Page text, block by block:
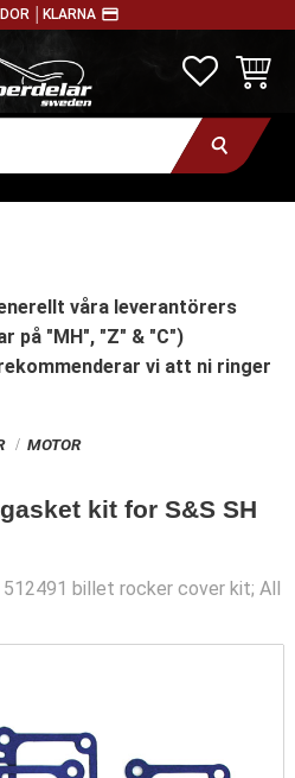
│ KLARNA payment
våra leverantörers
på "MH", "Z" & "C")
vi att ni ringer
MOTOR
kit for S&S SH
billet rocker cover kit; All